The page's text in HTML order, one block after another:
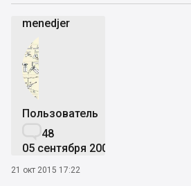
menedjer
Пользователь
48
05 сентября 2006
21 окт 2015 17:22